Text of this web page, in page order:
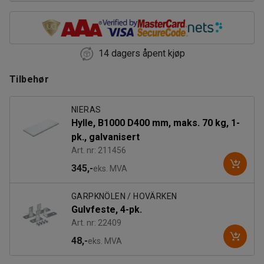
14 dagers åpent kjøp
Tilbehør
NIERAS
Hylle, B1000 D400 mm, maks. 70 kg, 1-
pk., galvanisert
Art. nr: 211456
345,-eks. MVA
GARPKNÖLEN / HOVÄRKEN
Gulvfeste, 4-pk.
Art. nr: 22409
48,-eks. MVA